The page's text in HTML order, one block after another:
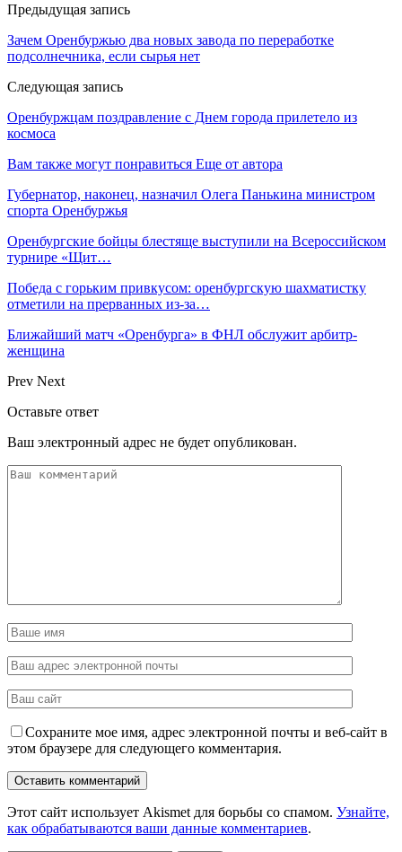
Предыдущая запись
Зачем Оренбуржью два новых завода по переработке
подсолнечника, если сырья нет
Следующая запись
Оренбуржцам поздравление с Днем города прилетело из
космоса
Вам также могут понравиться Еще от автора
Губернатор, наконец, назначил Олега Панькина министром
спорта Оренбуржья
Оренбургские бойцы блестяще выступили на Всероссийском
турнире «Щит…
Победа с горьким привкусом: оренбургскую шахматистку
отметили на прерванных из-за…
Ближайший матч «Оренбурга» в ФНЛ обслужит арбитр-
женщина
Prev Next
Оставьте ответ
Ваш электронный адрес не будет опубликован.
Сохраните мое имя, адрес электронной почты и веб-сайт в
этом браузере для следующего комментария.
Этот сайт использует Akismet для борьбы со спамом. Узнайте,
как обрабатываются ваши данные комментариев.